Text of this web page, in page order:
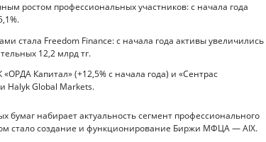
ростом профессиональных участников: с начала года
стала Freedom Finance: с начала года активы увеличились
12,2 млрд тг.
Капитал» (+12,5% с начала года) и «Сентрас
Halyk Global Markets.
набирает актуальность сегмент профессионального
стало создание и функционирование Биржи МФЦА — AIX.